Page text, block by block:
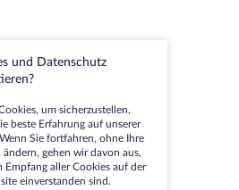
und Datenschutz
um sicherzustellen,
beste Erfahrung auf unserer
Sie fortfahren, ohne Ihre
ändern, gehen wir davon aus,
Empfang aller Cookies auf der
einverstanden sind.